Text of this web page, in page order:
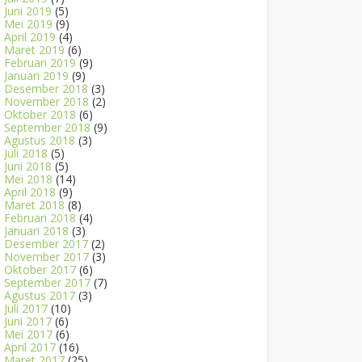
Juni 2019 (5)
Mei 2019 (9)
April 2019 (4)
Maret 2019 (6)
Februari 2019 (9)
Januari 2019 (9)
Desember 2018 (3)
November 2018 (2)
Oktober 2018 (6)
September 2018 (9)
Agustus 2018 (3)
Juli 2018 (5)
Juni 2018 (5)
Mei 2018 (14)
April 2018 (9)
Maret 2018 (8)
Februari 2018 (4)
Januari 2018 (3)
Desember 2017 (2)
November 2017 (3)
Oktober 2017 (6)
September 2017 (7)
Agustus 2017 (3)
Juli 2017 (10)
Juni 2017 (6)
Mei 2017 (6)
April 2017 (16)